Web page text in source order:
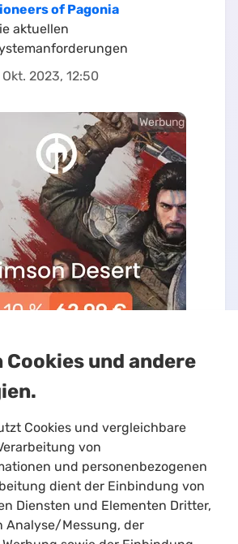
of Pagonia
aktuellen
Okt. 2023, 12:50
Werbung
Limitloot
Roadmap
Cookies und andere
Cookies und vergleichbare
von
und personenbezogenen
dient der Einbindung von
Diensten und Elementen Dritter,
Analyse/Messung, der